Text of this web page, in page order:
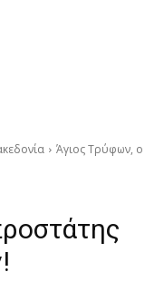
Άγιος Τρύφων, ο